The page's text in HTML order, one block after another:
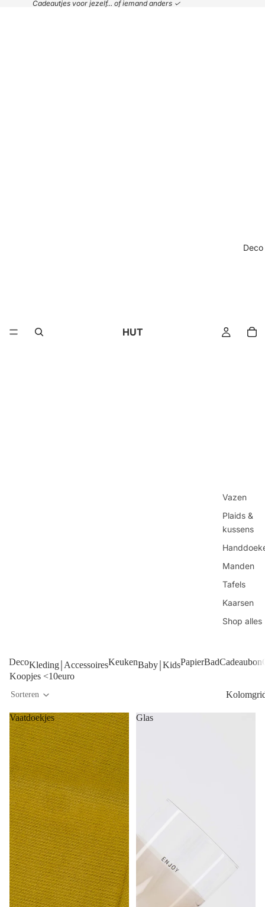
Cadeautjes voor jezelf... of iemand anders ✓
HUT
Deco
Vazen
Plaids &
kussens
Manden
Tafels
Kaarsen
Shop alles
DecoKleding￨AccessoiresKeukenBaby￨KidsPapierBadCadeaubon
Koopjes <10euro
Sorteren
Vaatdoekjes Glas